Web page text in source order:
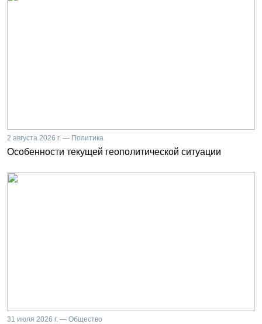
2 августа 2026 г. — Политика
Особенности текущей геополитической ситуации
31 июля 2026 г. — Общество